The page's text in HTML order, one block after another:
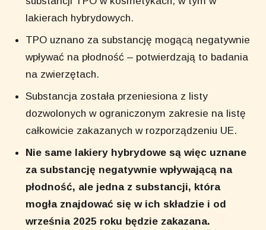
lakierach hybrydowych.
TPO uznano za substancję mogącą negatywnie
wpływać na płodność – potwierdzają to badania
na zwierzętach.
Substancja została przeniesiona z listy
dozwolonych w ograniczonym zakresie na listę
całkowicie zakazanych w rozporządzeniu UE.
Nie same lakiery hybrydowe są więc uznane
za substancję negatywnie wpływającą na
płodność, ale jedna z substancji, która
mogła znajdować się w ich składzie i od
września 2025 roku będzie zakazana.